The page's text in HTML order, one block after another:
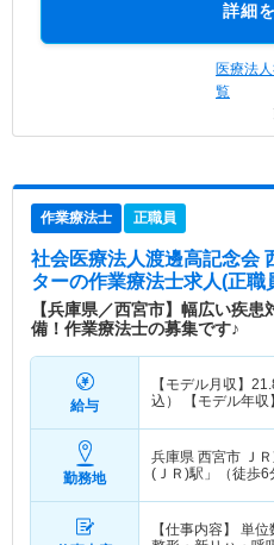
詳細
医療法
覧
作業療法士 正職員
社会医療法人渡邊高記念会
ターの作業療法士求人(正職
【兵庫県／西宮市】幅広い疾
備！作業療法士の募集です♪
給与
【モデル月収】
込） 【モデル年収】
勤務地
兵庫県 西宮市 Ｊ
(ＪＲ)駅」（徒歩6
【仕事内容】 単